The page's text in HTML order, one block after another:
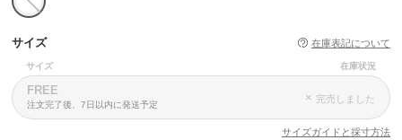
サイズ 在庫表記について
サイズ 在庫状況
FREE
注文完了後、7日以内に発送予定
× 完売しました
サイズガイドと採寸方法